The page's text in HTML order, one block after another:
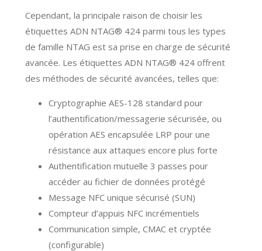
Cependant, la principale raison de choisir les
étiquettes ADN NTAG® 424 parmi tous les types
de famille NTAG est sa prise en charge de sécurité
avancée. Les étiquettes ADN NTAG® 424 offrent
des méthodes de sécurité avancées, telles que:
Cryptographie AES-128 standard pour
l’authentification/messagerie sécurisée, ou
opération AES encapsulée LRP pour une
résistance aux attaques encore plus forte
Authentification mutuelle 3 passes pour
accéder au fichier de données protégé
Message NFC unique sécurisé (SUN)
Compteur d’appuis NFC incrémentiels
Communication simple, CMAC et cryptée
(configurable)